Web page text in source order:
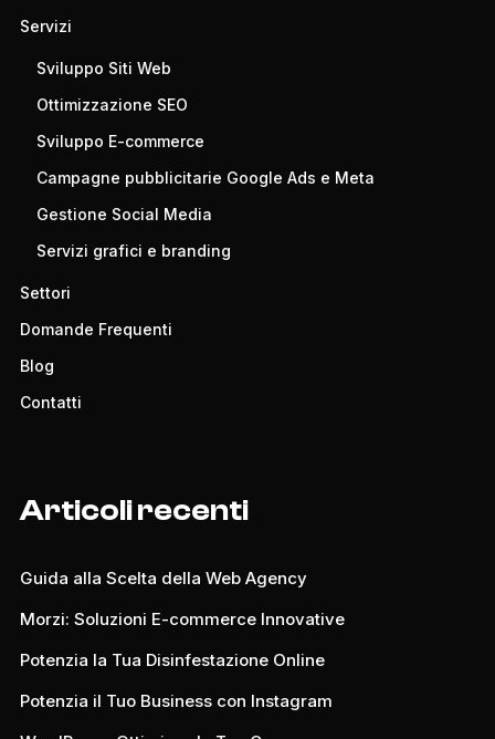
Servizi
Sviluppo Siti Web
Ottimizzazione SEO
Sviluppo E-commerce
Campagne pubblicitarie Google Ads e Meta
Gestione Social Media
Servizi grafici e branding
Settori
Domande Frequenti
Blog
Contatti
Articoli recenti
Guida alla Scelta della Web Agency
Morzi: Soluzioni E-commerce Innovative
Potenzia la Tua Disinfestazione Online
Potenzia il Tuo Business con Instagram